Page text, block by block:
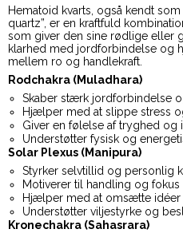
Hematoid kvarts, også kendt
quartz”, er en kraftfuld
som giver den sine rødlige eller
klarhed med jordforbindelse og
mellem ro og handlekraft.
Rodchakra (Muladhara)
Skaber stærk jordforbindelse
Hjælper med at slippe stress
Giver en følelse af tryghed og
Understøtter fysisk og
Solar Plexus (Manipura)
Styrker selvtillid og personlig
Motiverer til handling og fokus
Hjælper med at omsætte idéer
Understøtter viljestyrke og
Kronechakra (Sahasrara)